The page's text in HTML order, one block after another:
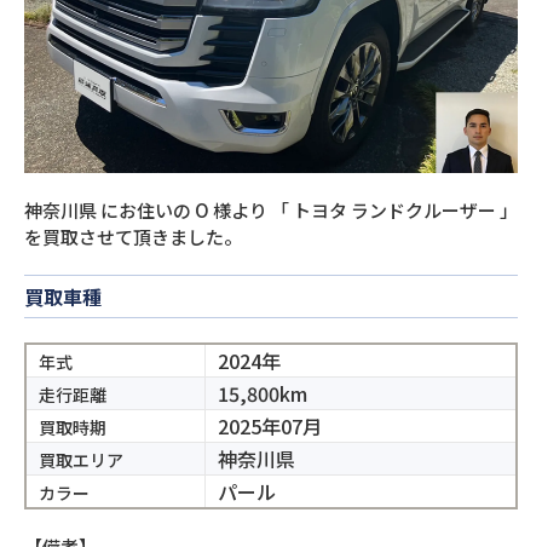
閉じる
神奈川県にお住いの O様より 「 トヨタ ランドクルーザー 」
を買取させて頂きました。
買取車種
年式 2024年
走行距離 15,800km
買取時期 2025年07月
買取エリア 神奈川県
カラー パール